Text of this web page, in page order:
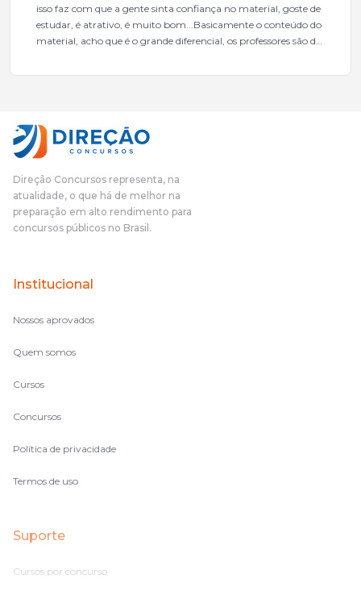
isso faz com que a gente sinta confiança no material, goste de
estudar, é atrativo, é muito bom...Basicamente o conteúdo do
material, acho que é o grande diferencial, os professores são de
mais excelentes cargos da administração pública.Eu sempre
fundamental na minha derrota no ano passado para que eu
pudesse enxergar o que eu errei e corrigir minha rota.E além
das aulas vocês(Direção Concursos), que fizeram um
o aluno, além de ter que estudar, ele tem que perder tempo
fazendo um cronograma, num pós- edital é muito
complicado, é uma avalanche de informação, então vocês
terem feito isso é muito bacana, porque quando eu me sentia
no volume de matérias.
Direção Concursos representa, na
atualidade, o que há de melhor na
preparação em alto rendimento para
concursos públicos no Brasil.
Institucional
Nossos aprovados
Quem somos
Cursos
Concursos
Política de privacidade
Termos de uso
Suporte
Cursos por concurso